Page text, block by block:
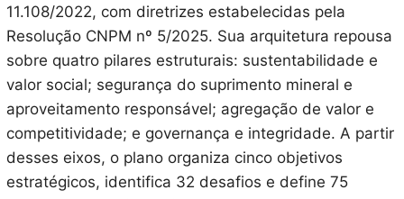
11.108/2022, com diretrizes estabelecidas pela
Resolução CNPM nº 5/2025. Sua arquitetura repousa
sobre quatro pilares estruturais: sustentabilidade e
valor social; segurança do suprimento mineral e
aproveitamento responsável; agregação de valor e
competitividade; e governança e integridade. A partir
desses eixos, o plano organiza cinco objetivos
estratégicos, identifica 32 desafios e define 75